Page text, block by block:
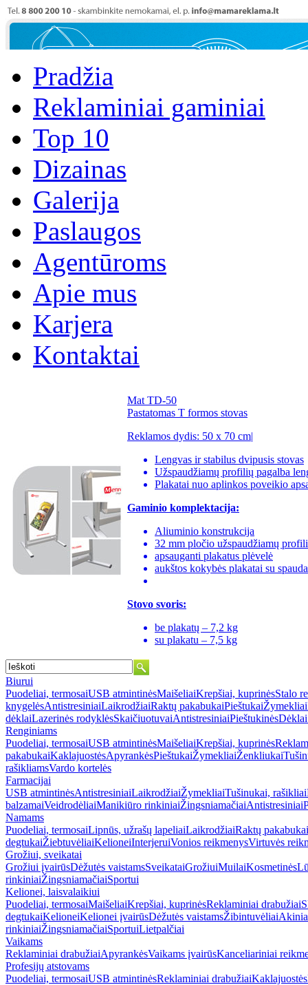
Pradžia
Reklaminiai gaminiai
Top 10
Dizainas
Galerija
Paslaugos
Agentūroms
Apie mus
Karjera
Kontaktai
Mat TD-50
Pastatomas T formos stovas
Reklamos dydis: 50 x 70 cm|
Lengvas ir stabilus dvipusis stovas
Užspaudžiamų profilių pagalba
Plakatai nuo aplinkos poveikio
Gaminio komplektacija:
Aliuminio konstrukcija
32 mm pločio užspaudžiamų
apsauganti plakatus plėvelė
aukštos kokybės plakatai su spauda
Stovo svoris:
be plakatų – 7,2 kg
su plakatu – 7,5 kg
Biurui
Puodeliai, termosaiUSB atmintinėsMaišeliaiKrepšiai, kuprinėsStalo
knygelėsAntistresiniaiLaikrodžiaiRaktų pakabukaiPieštukaiŽymekliai
dėklaiLazerinės rodyklėsSkaičiuotuvaiAntistresiniaiPieštukinės
Renginiams
Puodeliai, termosaiUSB atmintinėsMaišeliaiKrepšiai, kuprinės
pakabukaiKaklajuostėsApyrankėsPieštukaiŽymekliaiŽenkliukai
rašikliamsVardo kortelės
Farmacijai
USB atmintinėsAntistresiniaiLaikrodžiaiŽymekliaiTušinukai, rašikliai
balzamaiVeidrodėliaiManikiūro rinkiniaiŽingsniamačiaiAntistresiniai
Namams
Puodeliai, termosaiLipnūs, užrašų lapeliaiLaikrodžiaiRaktų pakabukai
degtukaiŽiebtuvėliaiKelioneiInterjeruiVonios reikmenysVirtuvės
Grožiui, sveikatai
Grožiui įvairūsDėžutės vaistamsSveikataiGrožiuiMuilaiKosmetinės
rinkiniaiŽingsniamačiaiSportui
Kelionei, laisvalaikiui
Puodeliai, termosaiMaišeliaiKrepšiai, kuprinėsReklaminiai drabužiai
degtukaiKelioneiKelionei įvairūsDėžutės vaistamsŽibintuvėliai
rinkiniaiŽingsniamačiaiSportuiLietpalčiai
Vaikams
Reklaminiai drabužiaiApyrankėsVaikams įvairūsKanceliariniai
Profesijų atstovams
Puodeliai, termosaiUSB atmintinėsReklaminiai drabužiaiKaklajuostės